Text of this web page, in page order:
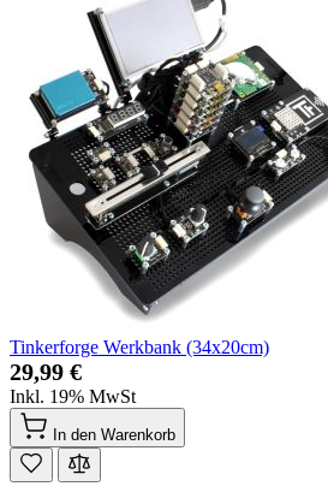
Tinkerforge Werkbank (34x20cm)
29,99 €
Inkl. 19% MwSt
In den Warenkorb